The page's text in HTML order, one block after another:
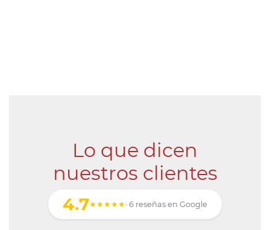
Lo que dicen
nuestros clientes
4.7★★★★★· 6 reseñas en Google